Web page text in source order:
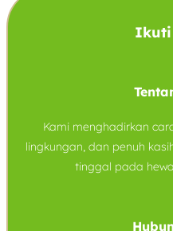
Ikuti
Kami menghadirkan
lingkungan, dan penuh
tinggal pada